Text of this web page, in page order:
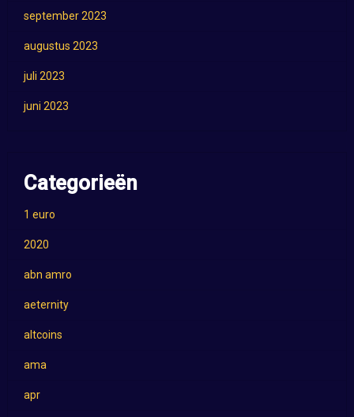
september 2023
augustus 2023
juli 2023
juni 2023
Categorieën
1 euro
2020
abn amro
aeternity
altcoins
ama
apr